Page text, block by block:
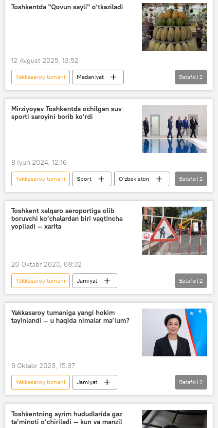
Mirzo Ulug‘bek tumani
Toshkentda "Qovun sayli" o‘tkaziladi
12 Avgust 2025, 13:52
Yakkasaroy tumani
Madaniyat
Qovun sayli
Toshkent
Batafsil 2
Mirziyoyev Toshkentda ochilgan suv
sporti saroyini borib ko‘rdi
8 Iyun 2024, 12:16
Yakkasaroy tumani Sport
O‘zbekiston
Toshkent
Shavkat Mirziyoyev
Batafsil 2
Toshkent xalqaro aeroportiga olib
boruvchi ko‘chalardan biri vaqtincha
yopiladi — xarita
20 Oktabr 2023, 08:32
Yakkasaroy tumani
Jamiyat
O‘zbekiston
Toshkent avtomobil
Batafsil 2
Yakkasaroy tumaniga yangi hokim
tayinlandi — u haqida nimalar ma’lum?
9 Oktabr 2023, 15:37
Yakkasaroy tumani
Jamiyat
O‘zbekiston
Toshkent hokim
Batafsil 2
Toshkentning ayrim hududlarida gaz
ta’minoti o‘chiriladi — kun va manzil